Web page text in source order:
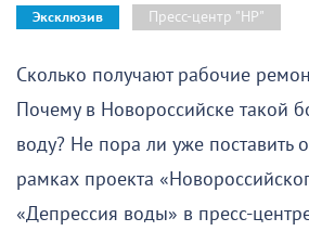
Эксклюзив Пресс-центр "НР"
Сколько получают рабочие
Почему в Новороссийске такой
воду? Не пора ли уже поставить
рамках проекта
«Депрессия воды» в пресс-